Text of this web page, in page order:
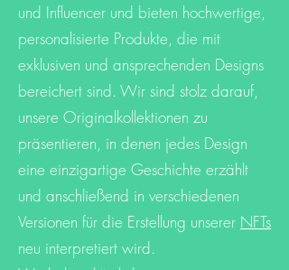
und Influencer und bieten hochwertige,
personalisierte Produkte, die mit
exklusiven und ansprechenden Designs
bereichert sind. Wir sind stolz darauf,
unsere Originalkollektionen zu
präsentieren, in denen jedes Design
eine einzigartige Geschichte erzählt
und anschließend in verschiedenen
Versionen für die Erstellung unserer NFTs
neu interpretiert wird.